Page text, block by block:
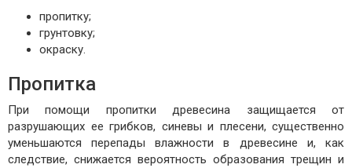
пропитку;
грунтовку;
окраску.
Пропитка
При помощи пропитки древесина защищается от
разрушающих ее грибков, синевы и плесени, существенно
уменьшаются перепады влажности в древесине и, как
следствие, снижается вероятность образования трещин и